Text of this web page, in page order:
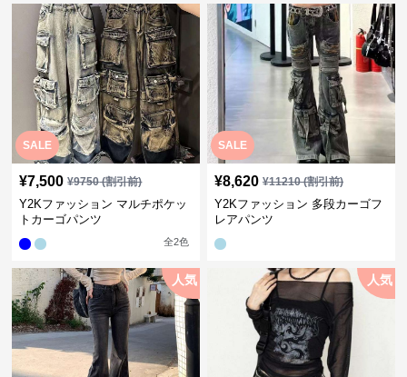
SALE
¥7,500 ¥9750(割引前)
Y2Kファッション マルチポケッ
トカーゴパンツ
全2色
SALE
¥8,620 ¥11210(割引前)
Y2Kファッション 多段カーゴフ
レアパンツ
人気 人気